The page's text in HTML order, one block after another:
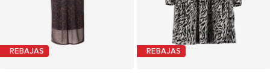
REBAJAS REBAJAS